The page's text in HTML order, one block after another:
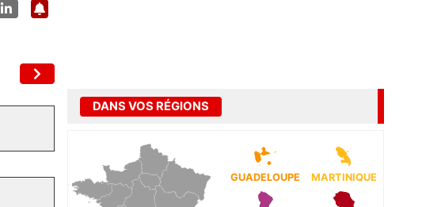
DANS VOS RÉGIONS
GUADELOUPE MARTINIQUE